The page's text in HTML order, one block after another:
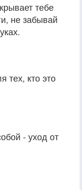
тебе
не забывай
тех, кто это
- уход от